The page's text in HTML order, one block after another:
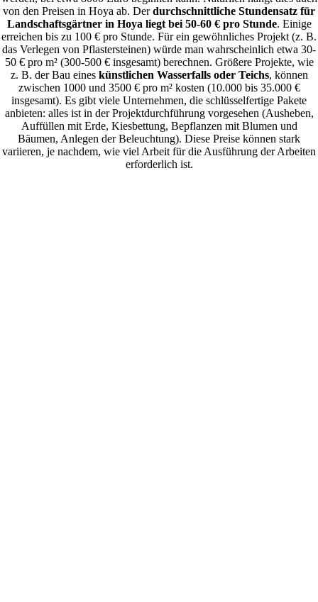
von den Preisen in Hoya ab. Derdurchschnittliche Stundensatz für
Landschaftsgärtner in Hoya liegt bei 50-60 € pro Stunde. Einige
erreichen bis zu 100 € pro Stunde. Für ein gewöhnliches Projekt (z. B.
das Verlegen von Pflastersteinen) würde man wahrscheinlich etwa 30-
50 € pro m² (300-500 € insgesamt) berechnen. Größere Projekte, wie
z. B. der Bau eines künstlichen Wasserfalls oder Teichs, können
zwischen 1000 und 3500 € pro m² kosten (10.000 bis 35.000 €
insgesamt). Es gibt viele Unternehmen, die schlüsselfertige Pakete
anbieten: alles ist in der Projektdurchführung vorgesehen (Ausheben,
Auffüllen mit Erde, Kiesbettung, Bepflanzen mit Blumen und
Bäumen, Anlegen der Beleuchtung). Diese Preise können stark
variieren, je nachdem, wie viel Arbeit für die Ausführung der Arbeiten
erforderlich ist.